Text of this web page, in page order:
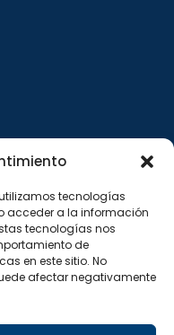
tecnologías
acceder a la información
tecnologías nos
de
en este sitio. No
afectar negativamente